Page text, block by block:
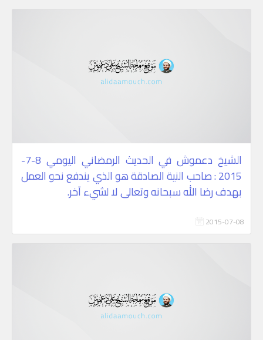
الشيخ دعموش في الحديث الرمضاني اليومي 8-7-
2015 : صاحب النية الصادقة هو الذي يندفع نحو العمل
بهدف رضا الله سبحانه وتعالى لا لشيء آخر.
2015-07-08